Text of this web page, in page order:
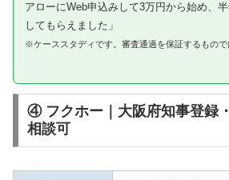
アローにWeb申込みして3万円から始め、
してもらえました」
※ケーススタディです。審査通過を保証するもので
④ フクホー｜大阪府知事登録
相談可